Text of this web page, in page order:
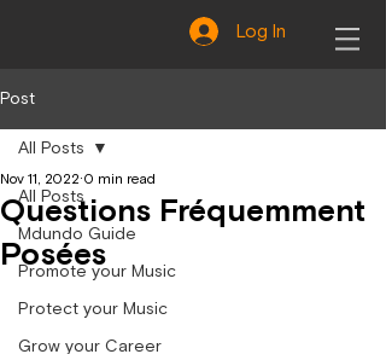
Log In
Post
All Posts
Mdundo Guide
Promote your Music
Protect your Music
Grow your Career
All Posts
Questions Fréquemment
Posées
Nov 11, 2022 0 min read